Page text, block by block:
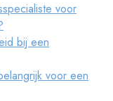
voor
bij een
voor een